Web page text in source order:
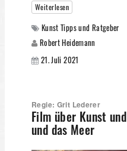
Weiterlesen
Kunst Tipps und Ratgeber
Robert Heidemann
21. Juli 2021
Regie: Grit Lederer
Film über Kunst
und das Meer